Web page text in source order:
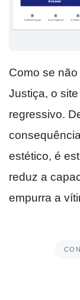
Como se
Justiça, o
regressivo.
estético, é
reduz a
empurra a